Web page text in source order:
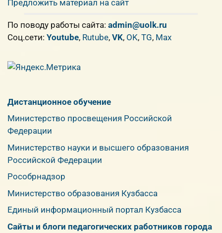
Предложить материал на сайт
По поводу работы сайта: admin@uolk.ru
Cоц.сети: Youtube, Rutube, VK, OK, TG, Max
Дистанционное обучение
Министерство просвещения Российской
Федерации
Министерство науки и высшего образования
Российской Федерации
Рособрнадзор
Министерство образования Кузбасса
Единый информационный портал Кузбасса
Сайты и блоги педагогических работников города